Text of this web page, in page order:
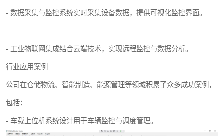
- 数据采集与监控系统实时采集设备数据，提供可视化监控界面。
- 工业物联网集成结合云端技术，实现远程监控与数据分析。
行业应用案例
公司在仓储物流、智能制造、能源管理等领域积累了众多成功案例，
包括：
- 车载上位机系统设计用于车辆监控与调度管理。